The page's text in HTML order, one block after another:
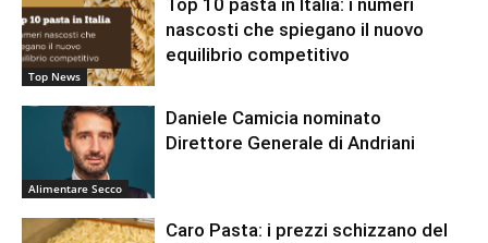
Top News
nascosti che spiegano il nuovo
equilibrio competitivo
Alimentare Secco
Daniele Camicia nominato
Direttore Generale di Andriani
Caro Pasta: i prezzi schizzano del